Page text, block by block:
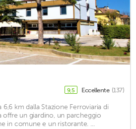
9,5 Eccellente (137)
6,6 km dalla Stazione Ferroviaria di
offre un giardino, un parcheggio
in comune e un ristorante. ...